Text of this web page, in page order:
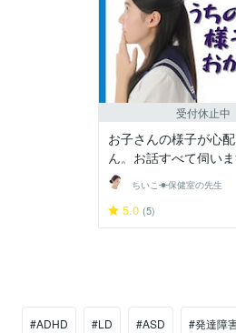
受付休止中
お子さんの様子が心
ん。お話すべて伺い
ちいこ☀保健室の先生
5.0 (5)
#ADHD #LD #ASD #発達障